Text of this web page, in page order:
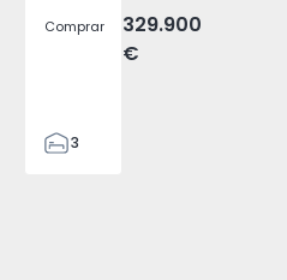
Comprar
329.900
€
3